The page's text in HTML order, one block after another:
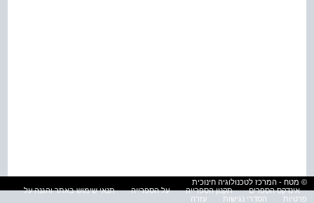
© מטח - המרכז לטכנולוגיה חינוכית
אינדקס הספרים
תקנון הספרייה על הספרייה
תנאי שימוש באתר והגנה על
פרטיות
הסדרי נגישות עזרה